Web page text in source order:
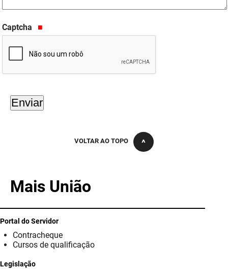
PB Saúde
PBPREV
Projeto Cooperar
Polícia Civil
Rádio Tabajara
SUDEMA
Captcha
VOLTAR AO TOPO
Mais União
Portal do Servidor
Contracheque
Cursos de qualificação
Legislação